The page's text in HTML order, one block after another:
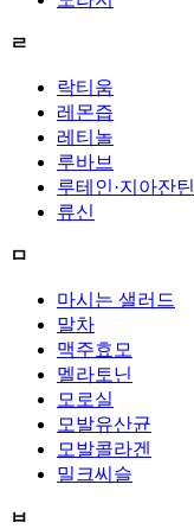
ㄹ
락티움
레몬즙
레티놀
루바브
루테인·지아잔틴
류신
ㅁ
마시는 샐러드
말차
맥주효모
멜라토닌
모로실
모발유산균
모발콜라겐
밀크씨슬
ㅂ